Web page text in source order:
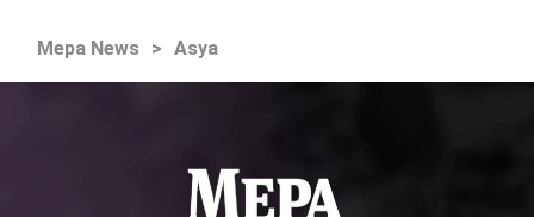
Mepa News > Asya